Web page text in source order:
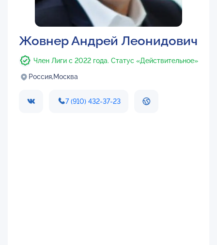
Жовнер Андрей Леонидович
Член Лиги с 2022 года. Статус «Действительное»
Россия,Москва
7 (910) 432-37-23